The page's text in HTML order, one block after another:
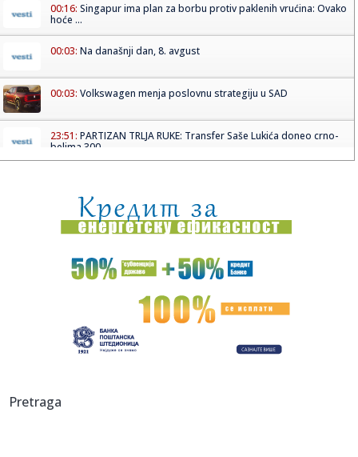
00:16: Singapur ima plan za borbu protiv paklenih vrućina: Ovako
hoće ...
00:03: Na današnji dan, 8. avgust
00:03: Volkswagen menja poslovnu strategiju u SAD
23:51: PARTIZAN TRLJA RUKE: Transfer Saše Lukića doneo crno-
belima 300...
23:47:Srpkinje pronašle novčanik u Čanju, pa uradile nešto što je
23:46:Detalji drame na nemačkom aerodromu: Vozač nogom
izbacio dron s...
Kraj za Aleksandru i Anu: Eliminisane već na startu
23:35:"Nema lakih utakmica, ali mi smo Vojvodina"
Pretraga